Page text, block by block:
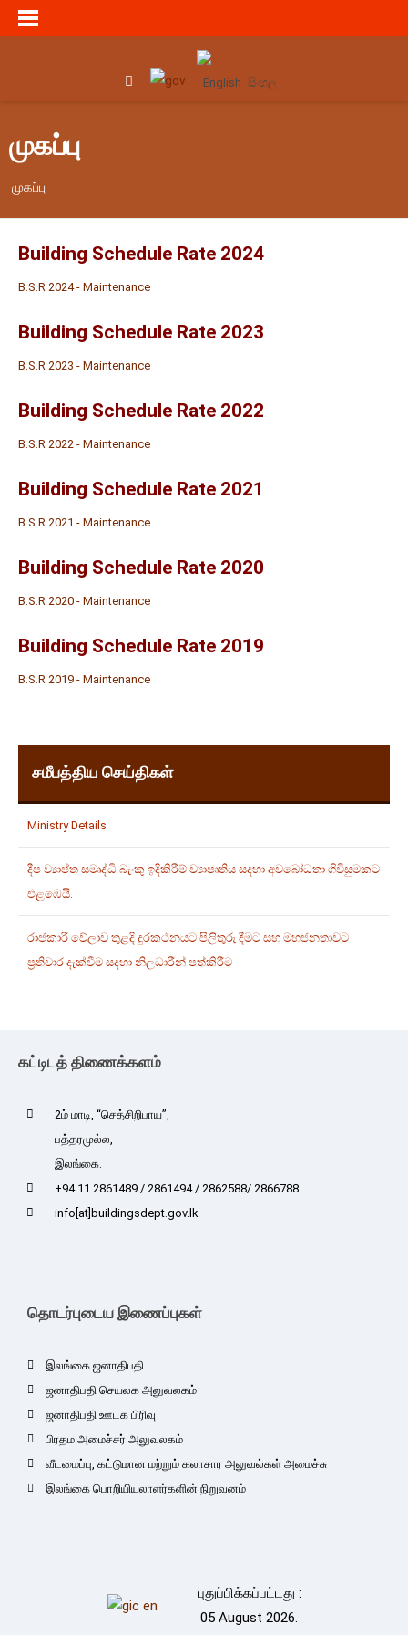
English සිංහල
முகப்பு
முகப்பு
Building Schedule Rate 2024
B.S.R 2024 - Maintenance
Building Schedule Rate 2023
B.S.R 2023 - Maintenance
Building Schedule Rate 2022
B.S.R 2022 - Maintenance
Building Schedule Rate 2021
B.S.R 2021 - Maintenance
Building Schedule Rate 2020
B.S.R 2020 - Maintenance
Building Schedule Rate 2019
B.S.R 2019 - Maintenance
சமீபத்திய செய்திகள்
Ministry Details
දීප ව්‍යාප්ත සමෘද්ධි බැංකු ඉදිකිරීම් ව්‍යාපෘතිය සදහා අවබෝධතා ගිවිසුමකට
එළඹෙයි.
රාජකාරී වේලාව තුළදි දුරකථනයට පිලිතුරු දීමට සහ මහජනතාවට
ප්‍රතිචාර දැක්වීම සදහා නිලධාරීන් පත්කිරීම
கட்டிடத் திணைக்களம்
2ம் மாடி, “செத்சிறிபாய”,
பத்தரமுல்ல,
இலங்கை.
+94 11 2861489 / 2861494 / 2862588/ 2866788
info[at]buildingsdept.gov.lk
தொடர்புடைய இணைப்புகள்
இலங்கை ஜனாதிபதி
ஜனாதிபதி செயலக அலுவலகம்
ஜனாதிபதி ஊடக பிரிவு
பிரதம அமைச்சர் அலுவலகம்
வீடமைப்பு, கட்டுமான மற்றும் கலாசார அலுவல்கள் அமைச்சு
இலங்கை பொறியியலாளர்களின் நிறுவனம்
புதுப்பிக்கப்பட்டது :
05 August 2026.